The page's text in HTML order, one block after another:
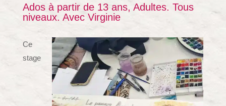
Ados à partir de 13 ans, Adultes. Tous
niveaux. Avec Virginie
Ce
stage